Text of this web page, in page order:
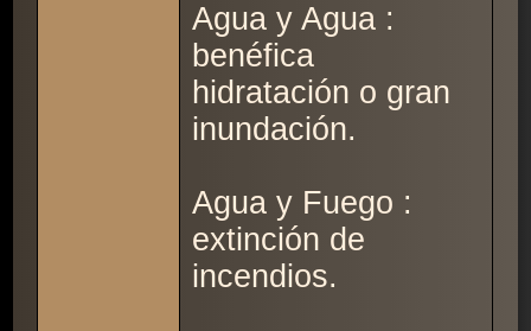
Agua y Agua :
benéfica
hidratación o gran
inundación.
Agua y Fuego :
extinción de
incendios.